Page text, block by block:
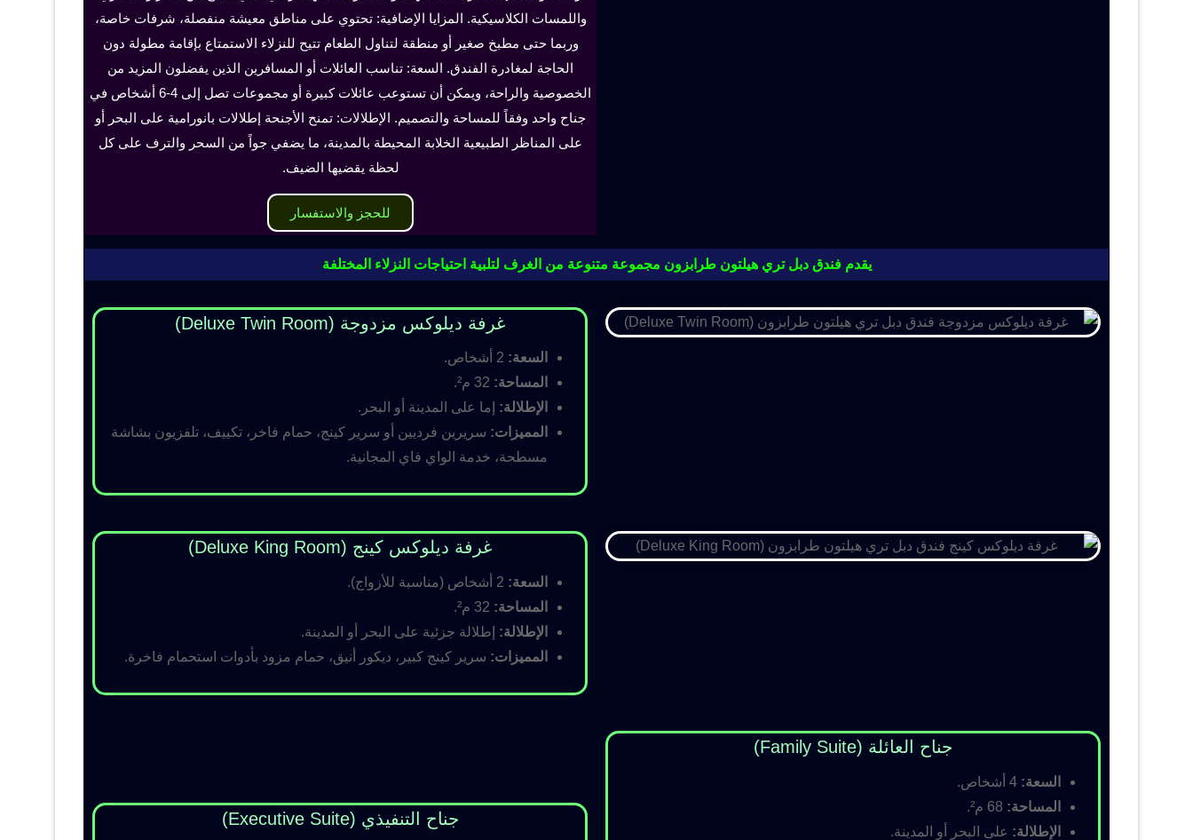
واللمسات الكلاسيكية. المزايا الإضافية: تحتوي على مناطق معيشة منفصلة، شرفات خاصة،
وربما حتى مطبخ صغير أو منطقة لتناول الطعام تتيح للنزلاء الاستمتاع بإقامة مطولة دون
الحاجة لمغادرة الفندق. السعة: تناسب العائلات أو المسافرين الذين يفضلون المزيد من
الخصوصية والراحة، ويمكن أن تستوعب عائلات كبيرة أو مجموعات تصل إلى 4-6 أشخاص في
جناح واحد وفقاً للمساحة والتصميم. الإطلالات: تمنح الأجنحة إطلالات بانورامية على البحر أو
على المناظر الطبيعية الخلابة المحيطة بالمدينة، ما يضفي جواً من السحر والترف على كل
لحظة يقضيها الضيف.
للحجز والاستفسار
يقدم فندق دبل تري هيلتون طرابزون مجموعة متنوعة من الغرف لتلبية احتياجات النزلاء المختلفة
غرفة ديلوكس مزدوجة (Deluxe Twin Room)
السعة:
المساحة:
الإطلالة: إما على المدينة أو البحر.
المميزات: سريرين فرديين أو سرير كينج، حمام فاخر، تكييف، تلفزيون بشاشة
مسطحة، خدمة الواي فاي المجانية.
غرفة ديلوكس كينج (Deluxe King Room)
السعة:
المساحة:
الإطلالة: إطلالة جزئية على البحر أو المدينة.
المميزات: سرير كينج كبير، ديكور أنيق، حمام مزود بأدوات استحمام فاخرة.
جناح العائلة (Family Suite)
السعة:
المساحة:
الإطلالة: على البحر أو المدينة.
جناح التنفيذي (Executive Suite)